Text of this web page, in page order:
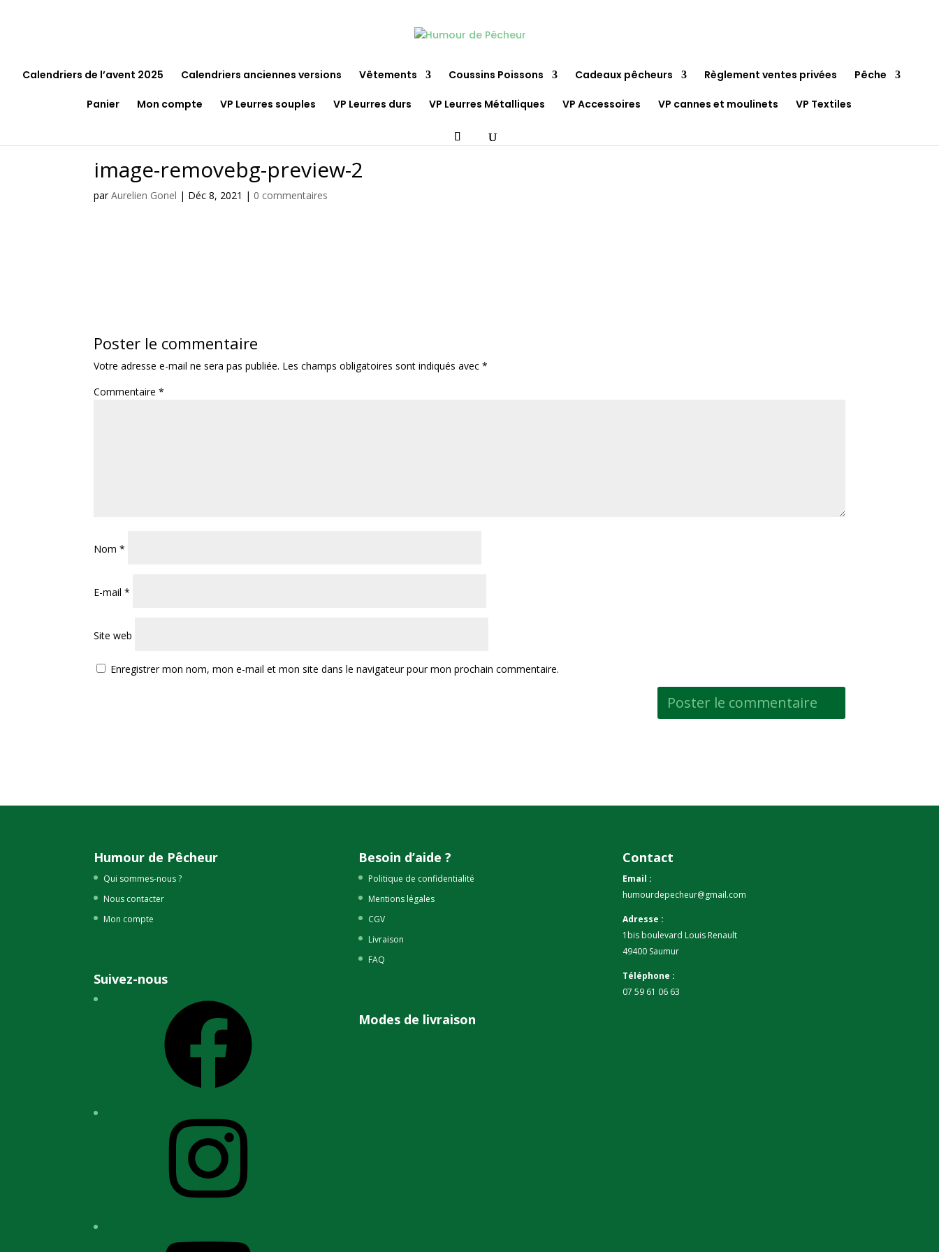
Calendriers de l’avent 2025 Calendriers anciennes versions Vêtements Coussins Poissons Cadeaux pêcheurs Règlement ventes privées Pêche
Panier Mon compte VP Leurres souples VP Leurres durs VP Leurres Métalliques VP Accessoires VP cannes et moulinets VP Textiles
image-removebg-preview-2
parAurelien Gonel | Déc 8, 2021 | 0 commentaires
Poster le commentaire
Votre adresse e-mail ne sera pas publiée. Les champs obligatoires sont indiqués avec*
Commentaire*
Nom*
E-mail*
Site web
Enregistrer mon nom, mon e-mail et mon site dans le navigateur pour mon prochain commentaire.
Humour de Pêcheur
Qui sommes-nous ?
Nous contacter
Mon compte
Suivez-nous
Besoin d’aide ?
Politique de confidentialité
Mentions légales
CGV
Livraison
FAQ
Modes de livraison
Contact
Email :
humourdepecheur@gmail.com
Adresse :
1bis boulevard Louis Renault
49400 Saumur
Téléphone :
07 59 61 06 63